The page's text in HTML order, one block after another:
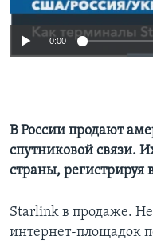
Learning English
Языки
0:00
В России продают
спутниковой связи.
страны, регистрируя
Starlink в продаже.
интернет-площадок